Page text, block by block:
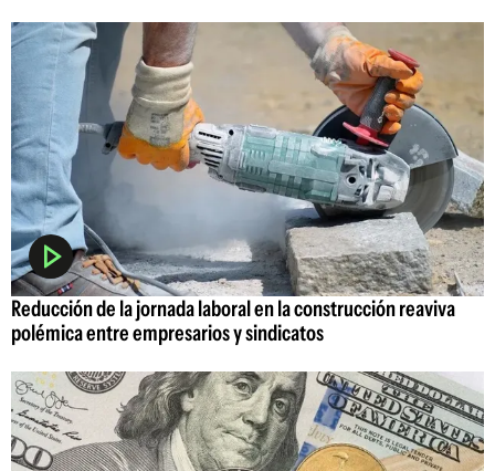
Reducción de la jornada laboral en la construcción reaviva
polémica entre empresarios y sindicatos